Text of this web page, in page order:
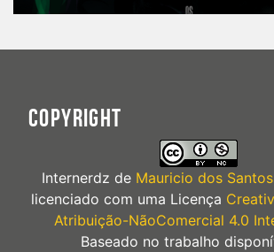
COPYRIGHT
Internerdz de Mauricio dos
licenciado com uma Licença
Atribuição-NãoComercial 4.0
Baseado no trabalho